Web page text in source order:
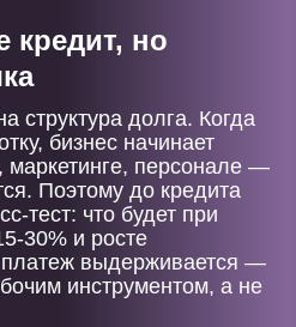
кредит, но
структура долга. Когда
бизнес начинает
маркетинге, персонале —
Поэтому до кредита
тест: что будет при
30% и росте
платеж выдерживается —
инструментом, а не